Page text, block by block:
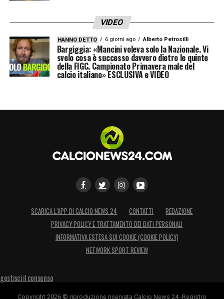
VIDEO
HANNO DETTO 6 giorni ago Alberto Petrosilli
Bargiggia: «Mancini voleva solo la Nazionale. Vi
svelo cosa è successo davvero dietro le quinte
della FIGC. Campionato Primavera male del
calcio italiano» ESCLUSIVA e VIDEO
SCARICA L’APP DI CALCIO NEWS 24 CONTATTI
REDAZIONE
PRIVACY POLICY E TRATTAMENTO DEI DATI PERSONALI
INFORMATIVA ESTESA SUI COOKIE (COOKIE POLICY)
NETWORK SPORT REVIEW
gestisci il consenso
Copyright 2026 © riproduzione riservata Calcio News 24 -Registro